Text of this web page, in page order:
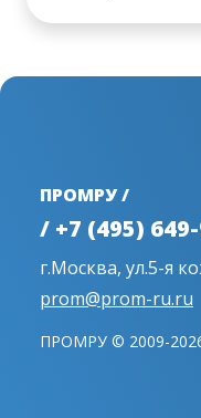
ПРОМРУ /
/ +7 (495)
г.Москва, ул.5-я
prom@prom-ru.ru
ПРОМРУ © 2009-